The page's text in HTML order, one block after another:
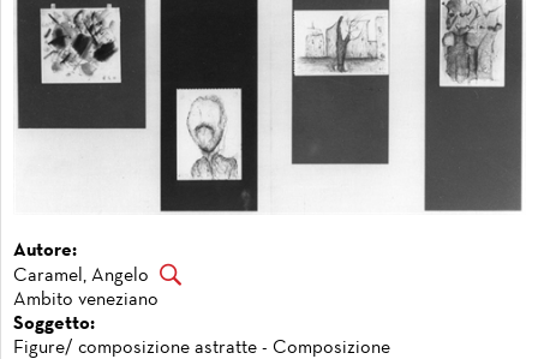
Autore:
Caramel, Angelo
Ambito veneziano
Soggetto:
Figure/ composizione astratte - Composizione